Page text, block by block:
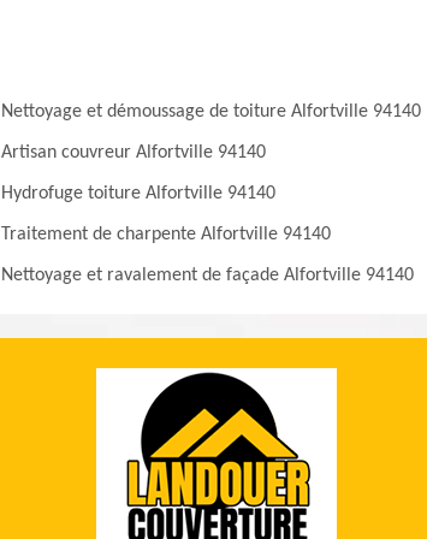
Nettoyage et démoussage de toiture Alfortville 94140
Artisan couvreur Alfortville 94140
Hydrofuge toiture Alfortville 94140
Traitement de charpente Alfortville 94140
Nettoyage et ravalement de façade Alfortville 94140